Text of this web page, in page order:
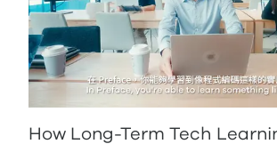
How Long-Term Tech